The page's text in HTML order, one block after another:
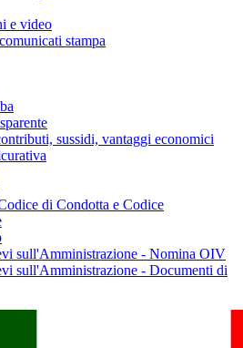
e video
stampa
sussidi, vantaggi economici
di Condotta e Codice
sull'Amministrazione - Nomina OIV
sull'Amministrazione - Documenti di